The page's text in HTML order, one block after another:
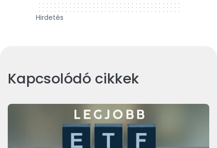
Hirdetés
Kapcsolódó cikkek